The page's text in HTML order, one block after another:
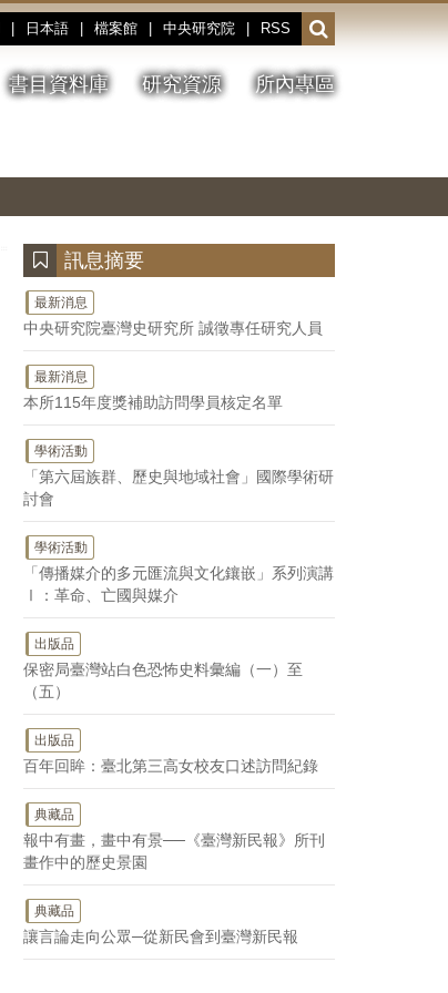
日本語 檔案館 中央研究院 RSS
開
啟
或
收
書目資料庫 研究資源 所內專區
停、
圖
圖
結
訊息摘要
最新消息
中央研究院臺灣史研究所 誠徵專任研究人員
最新消息
本所115年度獎補助訪問學員核定名單
學術活動
「第六屆族群、歷史與地域社會」國際學術研
討會
學術活動
「傳播媒介的多元匯流與文化鑲嵌」系列演講
Ⅰ：革命、亡國與媒介
出版品
保密局臺灣站白色恐怖史料彙編（一）至
（五）
出版品
百年回眸：臺北第三高女校友口述訪問紀錄
典藏品
報中有畫，畫中有景──《臺灣新民報》所刊
畫作中的歷史景園
典藏品
讓言論走向公眾─從新民會到臺灣新民報